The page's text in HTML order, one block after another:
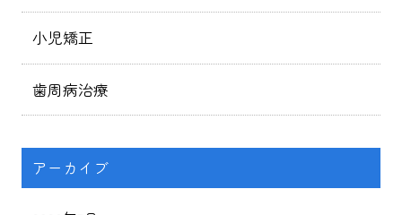
小児矯正
歯周病治療
アーカイブ